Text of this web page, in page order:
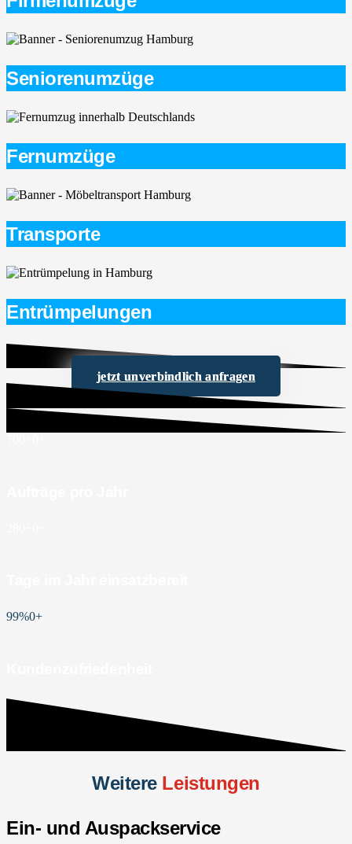
Seniorenumzüge
Fernumzüge
Transporte
Entrümpelungen
jetzt unverbindlich anfragen
99%0+
Weitere Leistungen
Ein- und Auspackservice